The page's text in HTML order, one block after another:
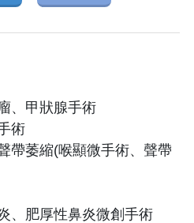
、甲狀腺手術
術
帶萎縮(喉顯微手術、聲帶
、肥厚性鼻炎微創手術